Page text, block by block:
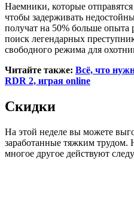
Наемники, которые отправятся
чтобы задерживать
получат на 50% больше опыта
поиск легендарных
свободного режима для
Читайте также: Всё, что
RDR 2, играя online
Скидки
На этой неделе вы можете
заработанные тяжким трудом.
многое другое действуют